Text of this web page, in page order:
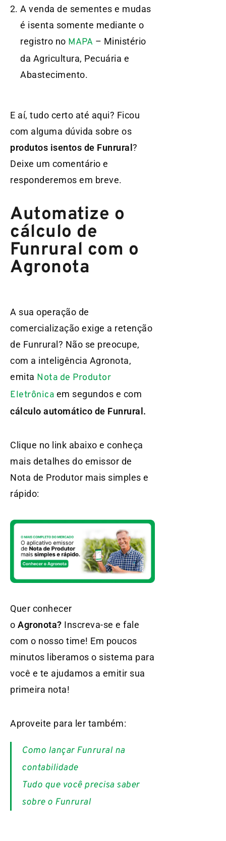
A venda de sementes e mudas
é isenta somente mediante o
registro no MAPA – Ministério
da Agricultura, Pecuária e
Abastecimento.
E aí, tudo certo até aqui? Ficou
com alguma dúvida sobre os
produtos isentos de Funrural ?
Deixe um comentário e
responderemos em breve.
Automatize o
cálculo de
Funrural com o
Agronota
A sua operação de
comercialização exige a retenção
de Funrural? Não se preocupe,
com a inteligência Agronota,
emita Nota de Produtor
Eletrônica em segundos e com
cálculo automático de Funrural.
Clique no link abaixo e conheça
mais detalhes do emissor de
Nota de Produtor mais simples e
rápido:
Quer conhecer
o Agronota? Inscreva-se e fale
com o nosso time! Em poucos
minutos liberamos o sistema para
você e te ajudamos a emitir sua
primeira nota!
Aproveite para ler também:
Como lançar Funrural na
contabilidade
Tudo que você precisa saber
sobre o Funrural